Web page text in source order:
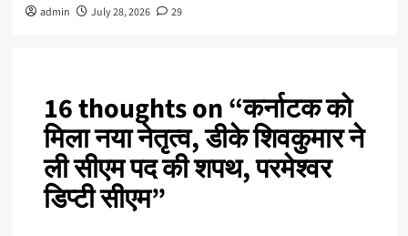
admin July 28, 2026 29
16 thoughts on “कर्नाटक को
मिला नया नेतृत्व, डीके शिवकुमार ने
ली सीएम पद की शपथ, परमेश्वर
डिप्टी सीएम”